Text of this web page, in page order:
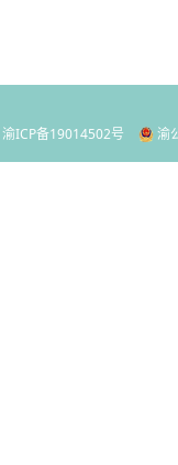
渝ICP备19014502号 渝